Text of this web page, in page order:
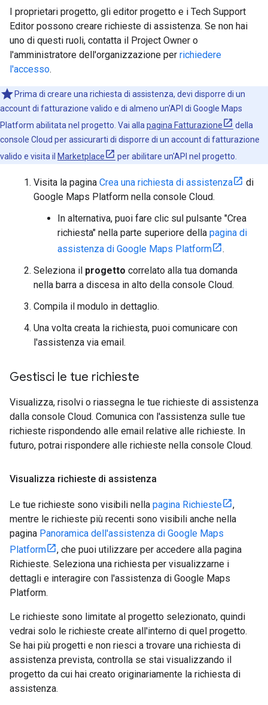
I proprietari progetto, gli editor progetto e i Tech Support
Editor possono creare richieste di assistenza. Se non hai
uno di questi ruoli, contatta il Project Owner o
l'amministratore dell'organizzazione per richiedere
l'accesso.
Prima di creare una richiesta di assistenza, devi disporre di un
account di fatturazione valido e di almeno un'API di Google Maps
Platform abilitata nel progetto. Vai alla pagina Fatturazione
della
console Cloud per assicurarti di disporre di un account di fatturazione
valido e visita il Marketplace per abilitare un'API nel progetto.
Visita la pagina Crea una richiesta di assistenza
di
Google Maps Platform nella console Cloud.
In alternativa, puoi fare clic sul pulsante "Crea
richiesta" nella parte superiore della pagina di
assistenza di Google Maps Platform
.
Seleziona il progetto correlato alla tua domanda
nella barra a discesa in alto della console Cloud.
Compila il modulo in dettaglio.
Una volta creata la richiesta, puoi comunicare con
l'assistenza via email.
Gestisci le tue richieste
Visualizza, risolvi o riassegna le tue richieste di assistenza
dalla console Cloud. Comunica con l'assistenza sulle tue
richieste rispondendo alle email relative alle richieste. In
futuro, potrai rispondere alle richieste nella console Cloud.
Visualizza richieste di assistenza
Le tue richieste sono visibili nella pagina Richieste
,
mentre le richieste più recenti sono visibili anche nella
pagina Panoramica dell'assistenza di Google Maps
Platform
, che puoi utilizzare per accedere alla pagina
Richieste. Seleziona una richiesta per visualizzarne i
dettagli e interagire con l'assistenza di Google Maps
Platform.
Le richieste sono limitate al progetto selezionato, quindi
vedrai solo le richieste create all'interno di quel progetto.
Se hai più progetti e non riesci a trovare una richiesta di
assistenza prevista, controlla se stai visualizzando il
progetto da cui hai creato originariamente la richiesta di
assistenza.